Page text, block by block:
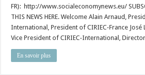
FR): http://www.socialeconomynews.eu/
THIS NEWS HERE. Welcome Alain Arnaud,
International, President of CIRIEC-France José
Vice President of CIRIEC-International,
En savoir plus